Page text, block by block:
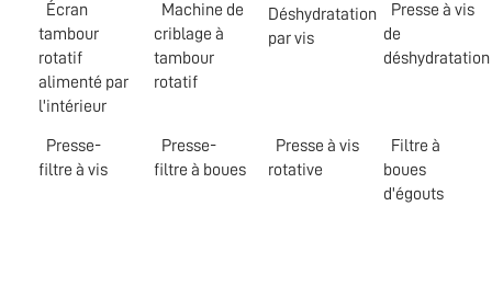
Écran
tambour
rotatif
alimenté par
l'intérieur
Machine de
criblage à
tambour
rotatif
Déshydratation
par vis
Presse à vis
de
déshydratation
Presse-
filtre à vis
Presse-
filtre à boues
Presse à vis
rotative
Filtre à
boues
d'égouts